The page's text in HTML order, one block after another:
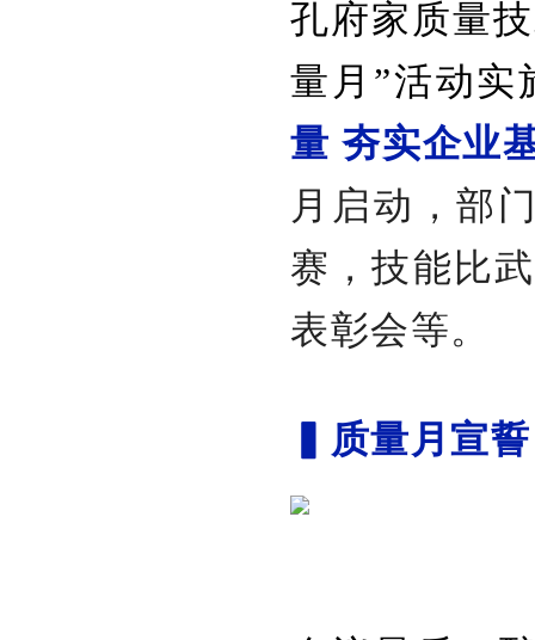
孔府家质量
量月”活动实
量 夯实企业
月启动，部
赛，技能比
表彰会等。
▍质量月宣誓